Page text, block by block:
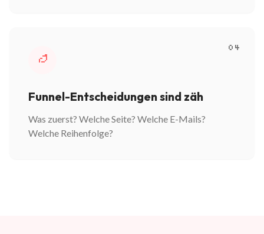
04
Funnel-Entscheidungen sind zäh
Was zuerst? Welche Seite? Welche E-Mails?
Welche Reihenfolge?